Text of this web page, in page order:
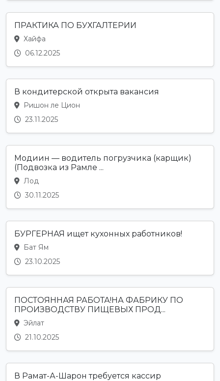
ПРАКТИКА ПО БУХГАЛТЕРИИ
Хайфа
06.12.2025
В кондитерской открыта вакансия
Ришон ле Цион
23.11.2025
Модиин — водитель погрузчика (карщик)
(Подвозка из Рамле ...
Лод
30.11.2025
БУРГЕРНАЯ ищет кухонных работников!
Бат Ям
23.10.2025
ПОСТОЯННАЯ РАБОТА!НА ФАБРИКУ ПО
ПРОИЗВОДСТВУ ПИЩЕВЫХ ПРОД...
Эйлат
21.10.2025
В Рамат-А-Шарон требуется кассир